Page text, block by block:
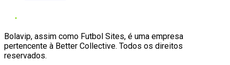
Bolavip, assim como Futbol Sites, é uma empresa
pertencente à Better Collective. Todos os direitos
reservados.